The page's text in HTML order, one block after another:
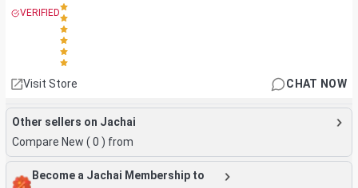
VERIFIED
Visit Store CHAT NOW
Other sellers on Jachai
Compare New ( 0 ) from
Become a Jachai Membership to